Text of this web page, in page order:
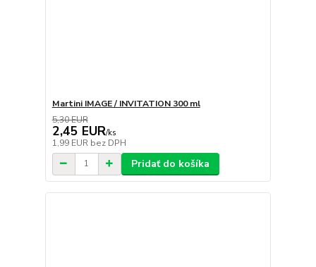
Martini IMAGE / INVITATION 300 ml
5,30 EUR
2,45 EUR/ks
1,99 EUR bez DPH
Pridať do košíka